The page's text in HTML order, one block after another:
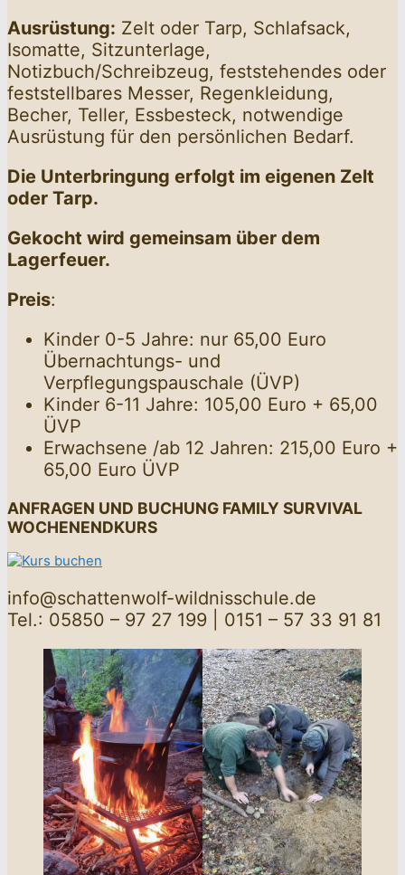
Ausrüstung: Zelt oder Tarp, Schlafsack,
Isomatte, Sitzunterlage,
Notizbuch/Schreibzeug, feststehendes oder
feststellbares Messer, Regenkleidung,
Becher, Teller, Essbesteck, notwendige
Ausrüstung für den persönlichen Bedarf.
Die Unterbringung erfolgt im eigenen Zelt
oder Tarp.
Gekocht wird gemeinsam über dem
Lagerfeuer.
Preis:
Kinder 0-5 Jahre: nur 65,00 Euro
Übernachtungs- und
Verpflegungspauschale (ÜVP)
Kinder 6-11 Jahre: 105,00 Euro + 65,00
ÜVP
Erwachsene /ab 12 Jahren: 215,00 Euro +
65,00 Euro ÜVP
ANFRAGEN UND BUCHUNG FAMILY SURVIVAL
WOCHENENDKURS
info@schattenwolf-wildnisschule.de
Tel.: 05850 – 97 27 199 | 0151 – 57 33 91 81